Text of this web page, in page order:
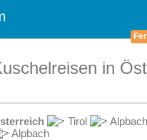
in
Tirol
Alpbach